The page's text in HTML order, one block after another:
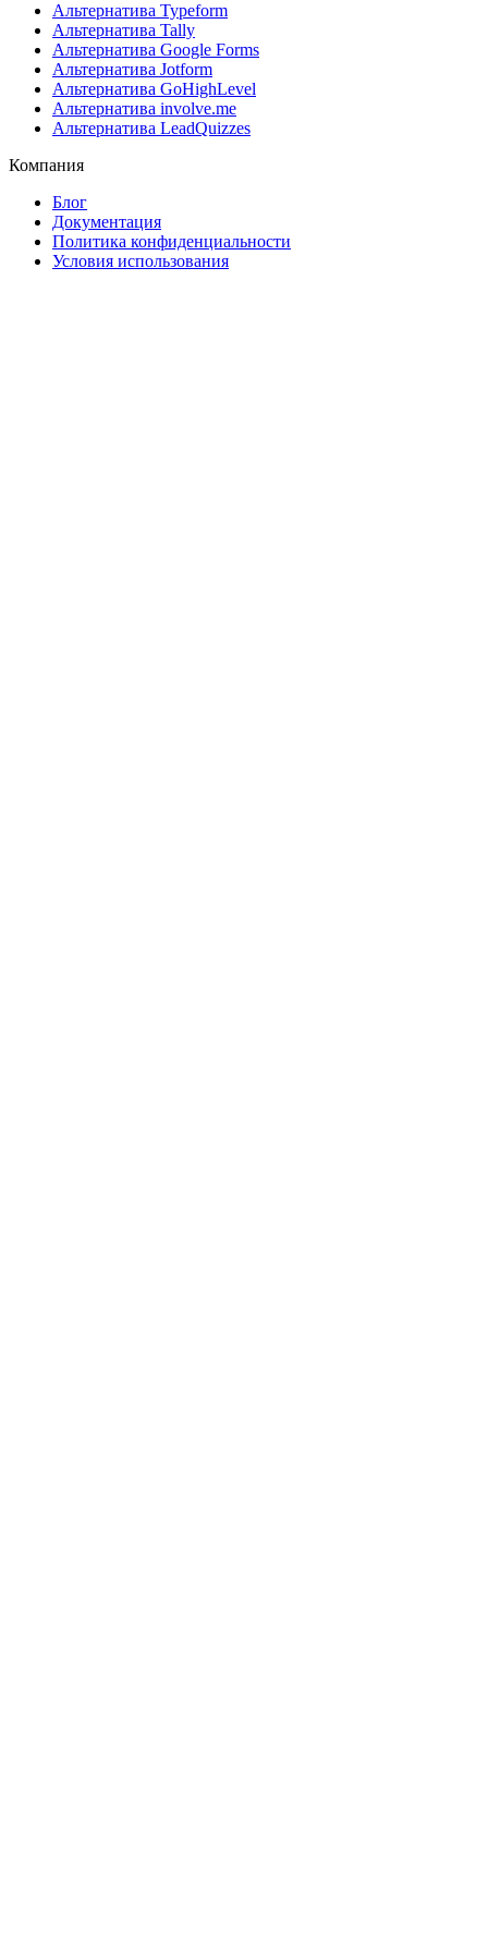
Альтернатива Typeform
Альтернатива Tally
Альтернатива Google Forms
Альтернатива Jotform
Альтернатива GoHighLevel
Альтернатива involve.me
Альтернатива LeadQuizzes
Компания
Блог
Документация
Политика конфиденциальности
Условия использования